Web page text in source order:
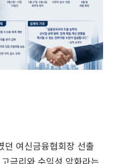
던 여신금융협회장 선출
금리와 수익성 악화라는